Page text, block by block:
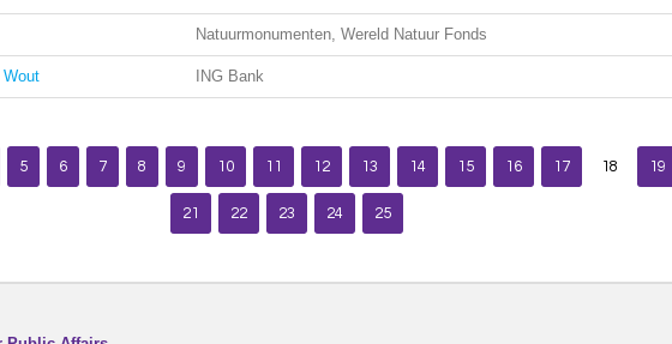
Natuurmonumenten, Wereld Natuur Fonds
Wout ING Bank
5 6 7 8 9 10 11 12 13 14 15 16 17 18 19
21 22 23 24 25